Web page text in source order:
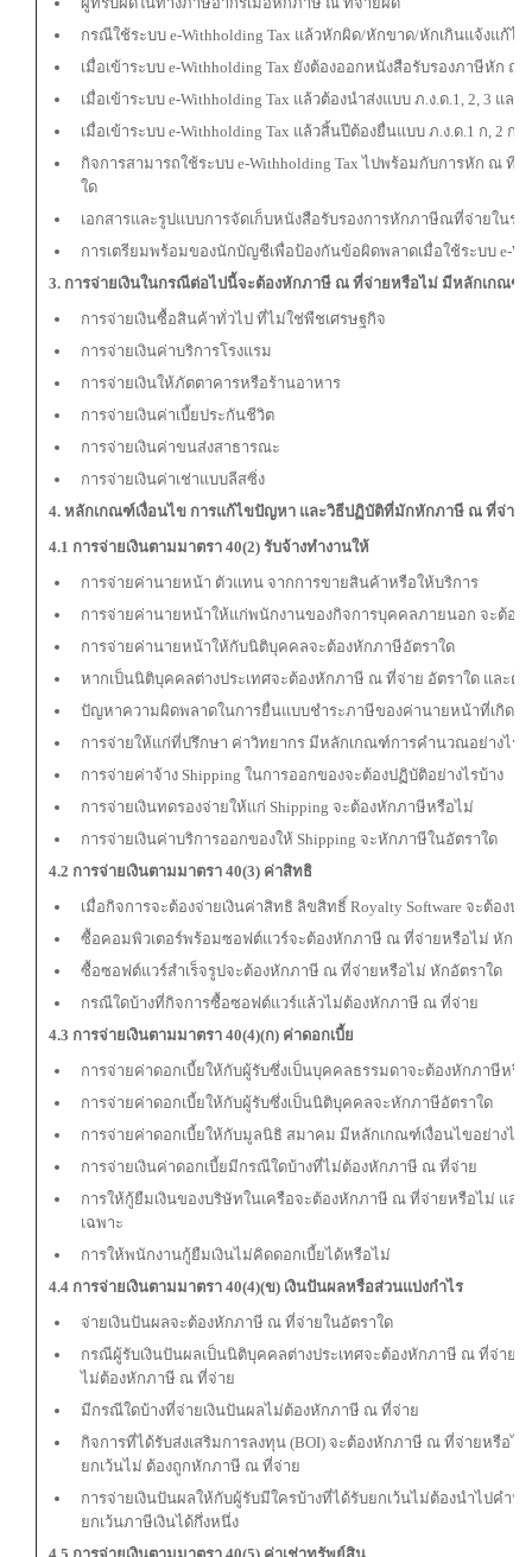
กรณีใช้ระบบ e-Withholding Tax แล้วหักผิด/หักขาด/หักเกินแจ้งแก้ไข
เมื่อเข้าระบบ e-Withholding Tax ยังต้องออกหนังสือรับรองภาษีหัก
เมื่อเข้าระบบ e-Withholding Tax แล้วต้องนําส่งแบบ ภ.ง.ด.1, 2, 3 และ
เมื่อเข้าระบบ e-Withholding Tax แล้วสิ้นปีต้องยื่นแบบ ภ.ง.ด.1 ก, 2 ก
กิจการสามารถใช้ระบบ e-Withholding Tax ไปพร้อมกับการหัก ณ ที่
ใด
เอกสารและรูปแบบการจัดเก็บหนังสือรับรองการหักภาษีณที่จ่ายในระ
การเตรียมพร้อมของนักบัญชีเพื่อป้องกันข้อผิดพลาดเมื่อใช้ระบบ e-
3. การจ่ายเงินในกรณีต่อไปนี้จะต้องหักภาษี ณ ที่จ่ายหรือไม่ มีหลักเกณฑ์
การจ่ายเงินซื้อสินค้าทั่วไป ที่ไม่ใช่พืชเศรษฐกิจ
การจ่ายเงินค่าบริการโรงแรม
การจ่ายเงินให้ภัตตาคารหรือร้านอาหาร
การจ่ายเงินค่าเบี้ยประกันชีวิต
การจ่ายเงินค่าขนส่งสาธารณะ
การจ่ายเงินค่าเช่าแบบลีสซิ่ง
4. หลักเกณฑ์เงื่อนไข การแก้ไขปัญหา และวิธีปฏิบัติที่มักหักภาษี ณ ที่จ่าย
4.1 การจ่ายเงินตามมาตรา 40(2) รับจ้างทำงานให้
การจ่ายค่านายหน้า ตัวแทน จากการขายสินค้าหรือให้บริการ
การจ่ายค่านายหน้าให้แก่พนักงานของกิจการบุคคลภายนอก จะต้อง
การจ่ายค่านายหน้าให้กับนิติบุคคลจะต้องหักภาษีอัตราใด
หากเป็นนิติบุคคลต่างประเทศจะต้องหักภาษี ณ ที่จ่าย อัตราใด และต้
ปัญหาความผิดพลาดในการยื่นแบบชำระภาษีของค่านายหน้าที่เกิดขึ้
การจ่ายให้แก่ที่ปรึกษา ค่าวิทยากร มีหลักเกณฑ์การคำนวณอย่างไร
การจ่ายค่าจ้าง Shipping ในการออกของจะต้องปฏิบัติอย่างไรบ้าง
การจ่ายเงินทดรองจ่ายให้แก่ Shipping จะต้องหักภาษีหรือไม่
การจ่ายเงินค่าบริการออกของให้ Shipping จะหักภาษีในอัตราใด
4.2 การจ่ายเงินตามมาตรา 40(3) ค่าสิทธิ
เมื่อกิจการจะต้องจ่ายเงินค่าสิทธิ ลิขสิทธิ์ Royalty Software จะต้องป
ซื้อคอมพิวเตอร์พร้อมซอฟต์แวร์จะต้องหักภาษี ณ ที่จ่ายหรือไม่ หักอัต
ซื้อซอฟต์แวร์สำเร็จรูปจะต้องหักภาษี ณ ที่จ่ายหรือไม่ หักอัตราใด
กรณีใดบ้างที่กิจการซื้อซอฟต์แวร์แล้วไม่ต้องหักภาษี ณ ที่จ่าย
4.3 การจ่ายเงินตามมาตรา 40(4)(ก) ค่าดอกเบี้ย
การจ่ายค่าดอกเบี้ยให้กับผู้รับซึ่งเป็นบุคคลธรรมดาจะต้องหักภาษีหรื
การจ่ายค่าดอกเบี้ยให้กับผู้รับซึ่งเป็นนิติบุคคลจะหักภาษีอัตราใด
การจ่ายค่าดอกเบี้ยให้กับมูลนิธิ สมาคม มีหลักเกณฑ์เงื่อนไขอย่างไร
การจ่ายเงินค่าดอกเบี้ยมีกรณีใดบ้างที่ไม่ต้องหักภาษี ณ ที่จ่าย
การให้กู้ยืมเงินของบริษัทในเครือจะต้องหักภาษี ณ ที่จ่ายหรือไม่ แล
เฉพาะ
การให้พนักงานกู้ยืมเงินไม่คิดดอกเบี้ยได้หรือไม่
4.4 การจ่ายเงินตามมาตรา 40(4)(ข) เงินปันผลหรือส่วนแบ่งกำไร
จ่ายเงินปันผลจะต้องหักภาษี ณ ที่จ่ายในอัตราใด
กรณีผู้รับเงินปันผลเป็นนิติบุคคลต่างประเทศจะต้องหักภาษี ณ ที่จ่ายอั
ไม่ต้องหักภาษี ณ ที่จ่าย
มีกรณีใดบ้างที่จ่ายเงินปันผลไม่ต้องหักภาษี ณ ที่จ่าย
กิจการที่ได้รับส่งเสริมการลงทุน (BOI) จะต้องหักภาษี ณ ที่จ่ายหรือไ
ยกเว้นไม่ ต้องถูกหักภาษี ณ ที่จ่าย
การจ่ายเงินปันผลให้กับผู้รับมีใครบ้างที่ได้รับยกเว้นไม่ต้องนำไปคำน
ยกเว้นภาษีเงินได้กึ่งหนึ่ง